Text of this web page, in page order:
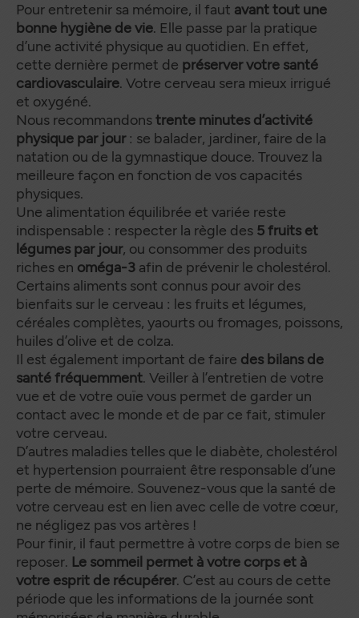
Pour entretenir sa mémoire, il faut avant tout une
bonne hygiène de vie. Elle passe par la pratique
d’une activité physique au quotidien. En effet,
cette dernière permet de préserver votre santé
cardiovasculaire. Votre cerveau sera mieux irrigué
et oxygéné.
Nous recommandonstrente minutes d’activité
physique par jour: se balader, jardiner, faire de la
natation ou de la gymnastique douce. Trouvez la
meilleure façon en fonction de vos capacités
physiques.
Une alimentation équilibrée et variée reste
indispensable : respecter la règle des 5 fruits et
légumes par jour, ou consommer des produits
riches en oméga-3 afin de prévenir le cholestérol.
Certains aliments sont connus pour avoir des
bienfaits sur le cerveau : les fruits et légumes,
céréales complètes, yaourts ou fromages, poissons,
huiles d’olive et de colza.
Il est également important de faire des bilans de
santé fréquemment. Veiller à l’entretien de votre
vue et de votre ouïe vous permet de garder un
contact avec le monde et de par ce fait, stimuler
votre cerveau.
D’autres maladies telles que le diabète, cholestérol
et hypertension pourraient être responsable d’une
perte de mémoire. Souvenez-vous que la santé de
votre cerveau est en lien avec celle de votre cœur,
ne négligez pas vos artères !
Pour finir, il faut permettre à votre corps de bien se
reposer. Le sommeil permet à votre corps et à
votre esprit de récupérer. C’est au cours de cette
période que les informations de la journée sont